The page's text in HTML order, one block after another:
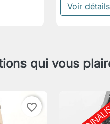
Voir détails
qui vous
favorite_border